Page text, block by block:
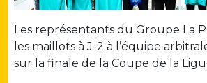
Les représentants du Groupe La
les maillots à J-2 à l’équipe
sur la finale de la Coupe de la